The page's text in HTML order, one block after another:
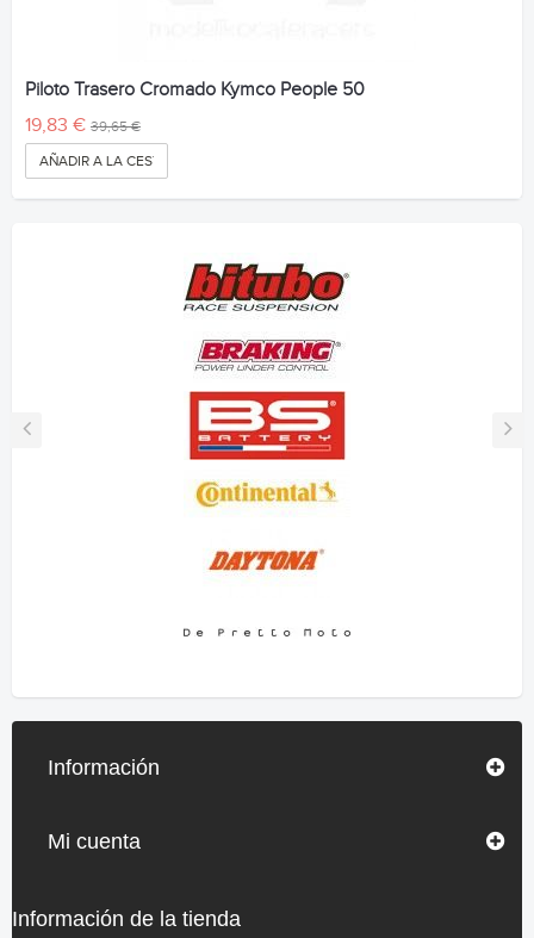
Piloto Trasero Cromado Kymco People 50
19,83 € 39,65 €
AÑADIR A LA CESTA
Información
Mi cuenta
Información de la tienda